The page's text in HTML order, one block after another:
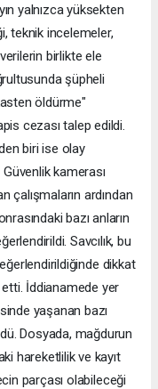
yalnızca yüksekten
teknik incelemeler,
birlikte ele
şüpheli
öldürme"
cezası talep edildi.
biri ise olay
kamerası
çalışmaların ardından
bazı anların
Savcılık, bu
dikkat
İddianamede yer
yaşanan bazı
Dosyada, mağdurun
hareketlilik ve kayıt
parçası olabileceği